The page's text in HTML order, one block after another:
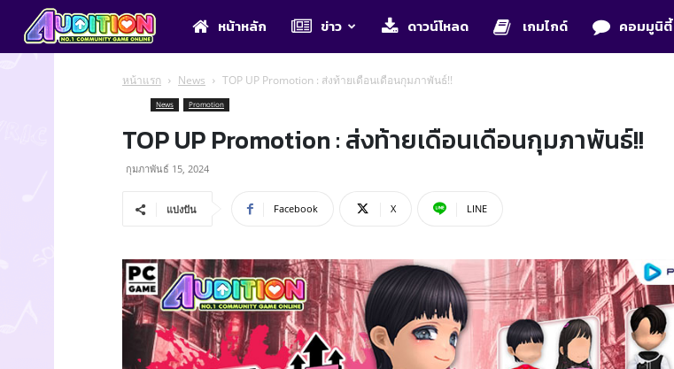
Auditionหน้าหลัก ข่าว ดาวน์โหลด เกมไกด์ คอมมูนิตี้
หน้าแรก News TOP UP Promotion : ส่งท้ายเดือนเดือนกุมภาพันธ์!!
News Promotion
TOP UP Promotion : ส่งท้ายเดือนเดือนกุมภาพันธ์!!
กุมภาพันธ์ 15, 2024
แบ่งปัน Facebook X LINE